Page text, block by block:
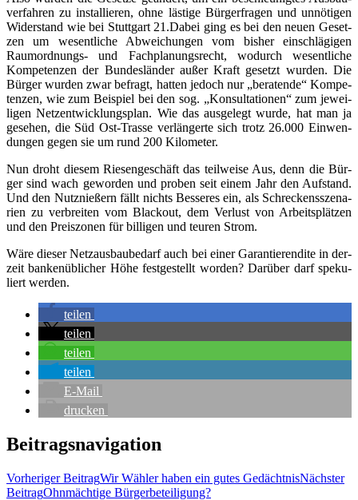
ver­fah­ren zu instal­lie­ren, ohne läs­ti­ge Bür­ger­fra­gen und unnö­ti­gen
Wider­stand wie bei Stutt­gart 21.Dabei ging es bei den neu­en Geset­
zen um wesent­li­che Abwei­chun­gen vom bis­her ein­schlä­gi­gen
Raum­ord­nungs- und Fach­pla­nungs­recht, wodurch wesent­li­che
Kom­pe­ten­zen der Bun­des­län­der außer Kraft gesetzt wur­den. Die
Bür­ger wur­den zwar befragt, hat­ten jedoch nur „bera­ten­de“ Kom­pe­
ten­zen, wie zum Bei­spiel bei den sog. „Kon­sul­ta­tio­nen“ zum jewei­
li­gen Netz­ent­wick­lungs­plan. Wie das aus­ge­legt wur­de, hat man ja
gese­hen, die Süd Ost-Tras­se ver­län­ger­te sich trotz 26.000 Ein­wen­
dun­gen gegen sie um rund 200 Kilometer.
Nun droht die­sem Rie­sen­ge­schäft das teil­wei­se Aus, denn die Bür­
ger sind wach gewor­den und pro­ben seit einem Jahr den Auf­stand.
Und den Nutz­nie­ßern fällt nichts Bes­se­res ein, als Schre­ckens­sze­na­
ri­en zu ver­brei­ten vom Black­out, dem Ver­lust von Arbeits­plät­zen
und den Preis­zo­nen für bil­li­gen und teu­ren Strom.
Wäre die­ser Netz­aus­bau­be­darf auch bei einer Garan­tie­ren­di­te in der­
zeit ban­ken­üb­li­cher Höhe fest­ge­stellt wor­den? Dar­über darf spe­ku­
liert werden.
tei­len
tei­len
tei­len
tei­len
E‑Mail
dru­cken
Beitragsnavigation
Vorheriger BeitragWir Wäh­ler haben ein gutes GedächtnisNächster
BeitragOhn­mäch­ti­ge Bürgerbeteiligung?